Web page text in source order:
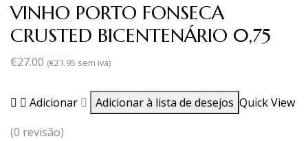
VINHO PORTO FONSECA
CRUSTED BICENTENÁRIO 0,75
€27.00 (€21.95 sem iva)
Adicionar Adicionar à lista de desejos Quick View
(0 revisão)